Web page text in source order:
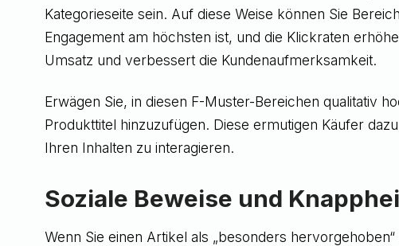
Kategorieseite sein. Auf diese Weise können Sie
Engagement am höchsten ist, und die Klickraten
Umsatz und verbessert die Kundenaufmerksamkeit.
Erwägen Sie, in diesen F-Muster-Bereichen qualitativ
Produkttitel hinzuzufügen. Diese ermutigen Käufer
Ihren Inhalten zu interagieren.
Soziale Beweise und
Wenn Sie einen Artikel als „besonders